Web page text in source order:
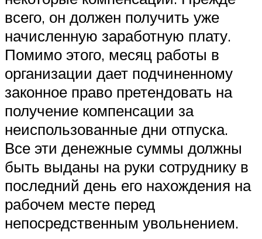
всего, он должен получить уже
начисленную заработную плату.
Помимо этого, месяц работы в
организации дает подчиненному
законное право претендовать на
получение компенсации за
неиспользованные дни отпуска.
Все эти денежные суммы должны
быть выданы на руки сотруднику в
последний день его нахождения на
рабочем месте перед
непосредственным увольнением.